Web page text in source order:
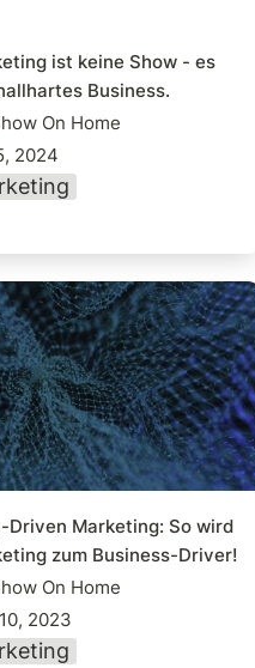
ist keine Show - es
Business.
On Home
2024
Marketing: So
zum
Driver!
Driven Marketing: So wird
zum Business-Driver!
On Home
2023